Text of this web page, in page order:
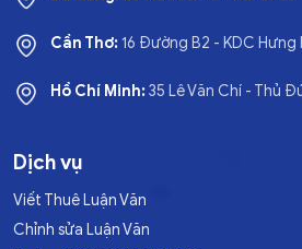
Cần Thơ:16 Đường B2 - KDC Hưng
Hồ Chí Minh:35 Lê Văn Chí - Thủ
Dịch vụ
Viết Thuê Luận Văn
Chỉnh sửa Luận Văn